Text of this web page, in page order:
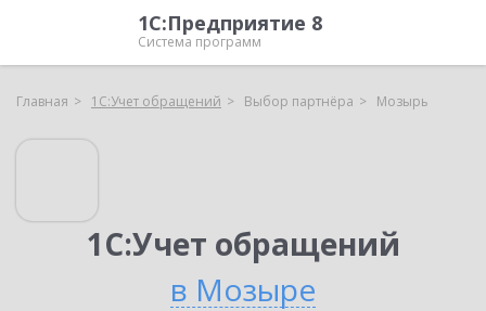
1С:Предприятие 8
Система программ
Главная 1С:Учет обращений Выбор партнёра Мозырь
1С:Учет обращений
в Мозыре